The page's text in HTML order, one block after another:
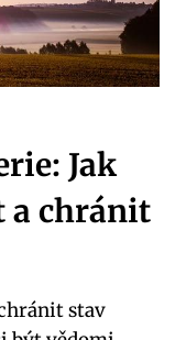
Jak
a chránit
stav